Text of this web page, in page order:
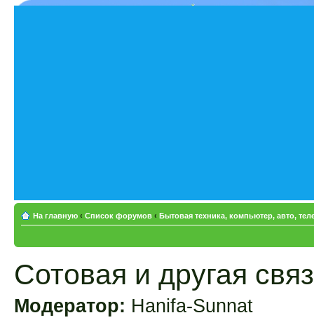
На главную ‹ Список форумов ‹ Бытовая техника, компьютер, авто,
Сотовая и другая
Модератор: Hanifa-Sunnat